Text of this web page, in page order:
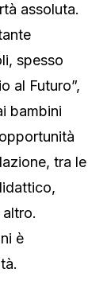
assoluta.
spesso
al Futuro”,
bambini
tra le
è